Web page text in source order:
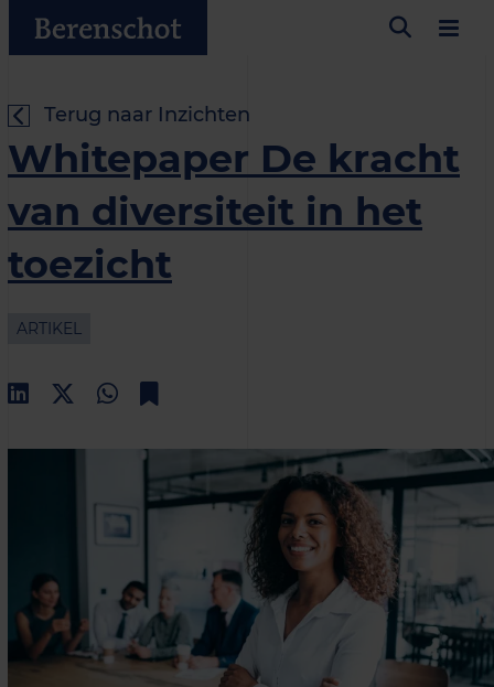
Terug naar Inzichten
Whitepaper De kracht
van diversiteit in het
toezicht
ARTIKEL